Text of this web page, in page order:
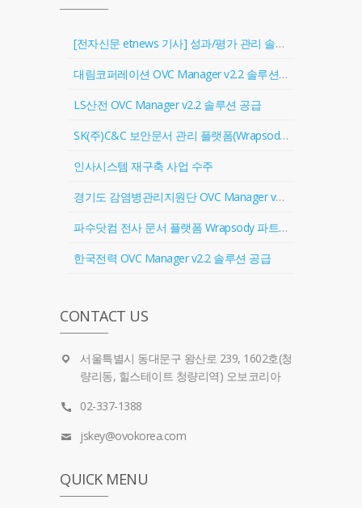
[전자신문 etnews 기사] 성과/평가 관리 솔루션 '골인원(Goal In One)' 출시
대림코퍼레이션 OVC Manager v2.2 솔루션 공급
LS산전 OVC Manager v2.2 솔루션 공급
SK(주)C&C 보안문서 관리 플랫폼(Wrapsody) 협력업체 등록
인사시스템 재구축 사업 수주
경기도 감염병관리지원단 OVC Manager v2.2 솔루션 공급
파수닷컴 전사 문서 플랫폼 Wrapsody 파트너 계약 체결
한국전력 OVC Manager v2.2 솔루션 공급
CONTACT US
서울특별시 동대문구 왕산로 239, 1602호(청
량리동, 힐스테이트 청량리역) 오보코리아
02-337-1388
jskey@ovokorea.com
QUICK MENU